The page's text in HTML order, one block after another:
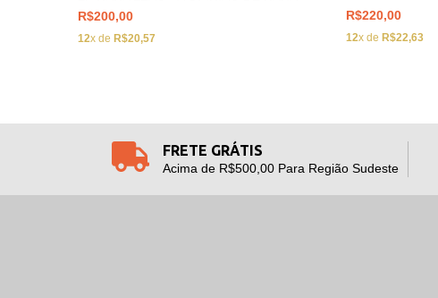
R$200,00
12x de R$20,57
R$220,00
12x de R$22,63
FRETE GRÁTIS
Acima de R$500,00 Para Região Sudeste